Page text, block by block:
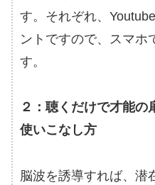
す。それぞれ、
ントですので、スマホ
す。
２：聴くだけで才能の
使いこなし方
脳波を誘導すれば、潜